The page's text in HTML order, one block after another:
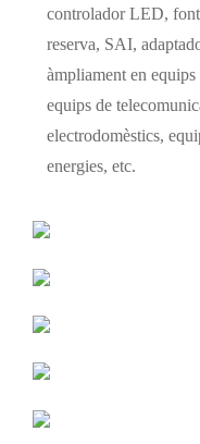
controlador LED,
reserva, SAI,
àmpliament en equips
equips de
electrodomèstics,
energies, etc.